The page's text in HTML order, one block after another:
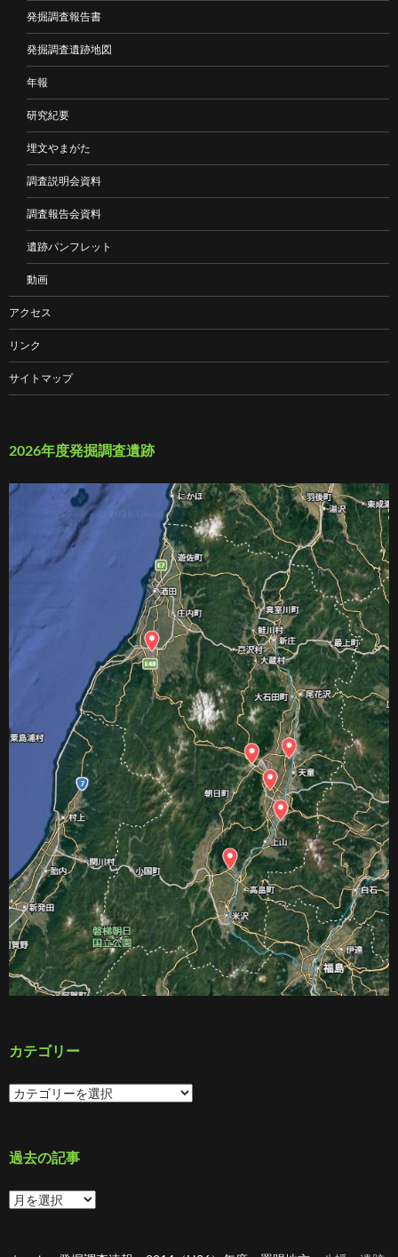
発掘調査報告書
発掘調査遺跡地図
年報
研究紀要
埋文やまがた
調査説明会資料
調査報告会資料
遺跡パンフレット
動画
アクセス
リンク
サイトマップ
2026年度発掘調査遺跡
カテゴリー
カ
テ
ー
過去の記事
過
去